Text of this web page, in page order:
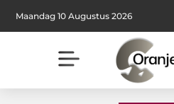
Maandag 10 Augustus 2026